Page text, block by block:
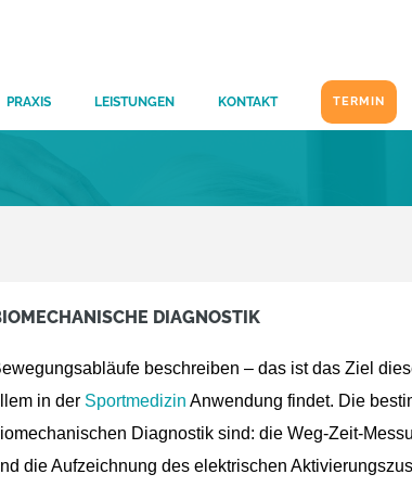
PRAXIS LEISTUNGEN KONTAKT TERMIN
DIAGNOSTIK
beschreiben – das ist das Ziel
in der Sportmedizin Anwendung findet. Die
Diagnostik sind: die Weg-Zeit-
die Aufzeichnung des elektrischen